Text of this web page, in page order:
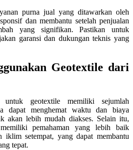
purna jual yang ditawarkan oleh
dan membantu setelah penjualan
yang signifikan. Pastikan untuk
garansi dan dukungan teknis yang
Geotextile dari
geotextile memiliki sejumlah
dapat menghemat waktu dan biaya
akan lebih mudah diakses. Selain itu,
pemahaman yang lebih baik
iklim setempat, yang dapat membantu
tepat.